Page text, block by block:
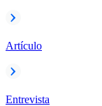
Artículo
Entrevista